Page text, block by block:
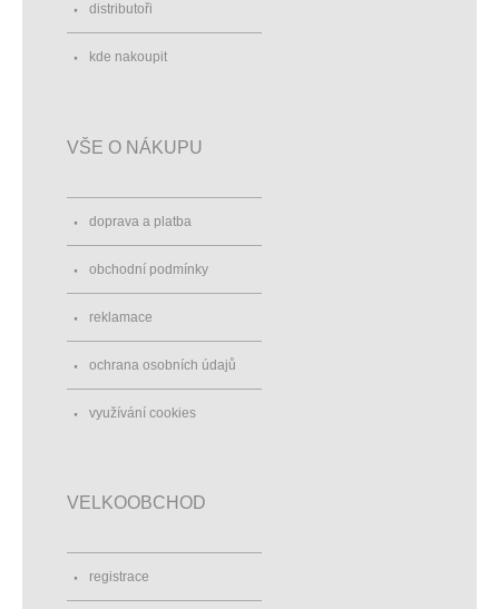
distributoři
kde nakoupit
VŠE O NÁKUPU
doprava a platba
obchodní podmínky
reklamace
ochrana osobních údajů
využívání cookies
VELKOOBCHOD
registrace